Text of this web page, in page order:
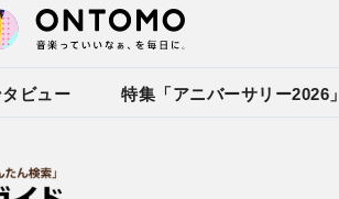
ビュー 特集「アニバーサリー2026」